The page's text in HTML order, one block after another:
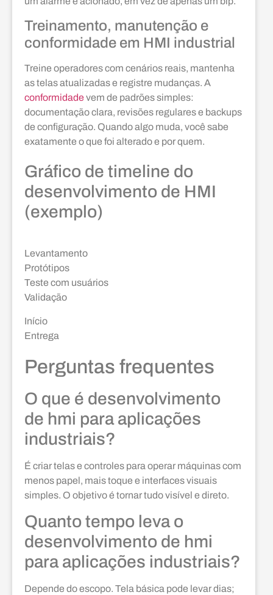
Treinamento, manutenção e
conformidade em HMI industrial
Treine operadores com cenários reais, mantenha
as telas atualizadas e registre mudanças. A
conformidadevem de padrões simples:
documentação clara, revisões regulares e backups
de configuração. Quando algo muda, você sabe
exatamente o que foi alterado e por quem.
Gráfico de timeline do
desenvolvimento de HMI
(exemplo)
Levantamento
Protótipos
Teste com usuários
Validação
Início
Entrega
Perguntas frequentes
O que é desenvolvimento
de hmi para aplicações
industriais?
É criar telas e controles para operar máquinas com
menos papel, mais toque e interfaces visuais
simples. O objetivo é tornar tudo visível e direto.
Quanto tempo leva o
desenvolvimento de hmi
para aplicações industriais?
Depende do escopo. Tela básica pode levar dias;